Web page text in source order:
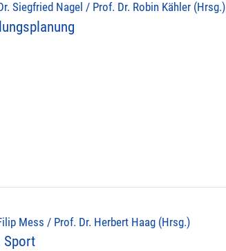
Siegfried Nagel / Prof. Dr. Robin Kähler (Hrsg.)
Mess / Prof. Dr. Herbert Haag (Hrsg.)
Sport